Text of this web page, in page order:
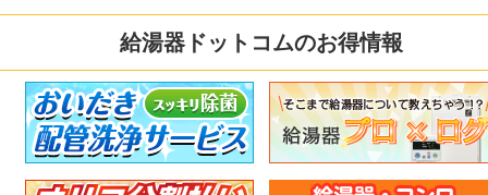
給湯器ドットコムのお得情報